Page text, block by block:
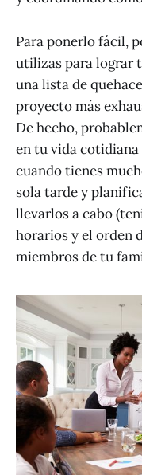
Para ponerlo fácil,
utilizas para lograr
una lista de
proyecto más
De hecho,
en tu vida
cuando tienes
sola tarde y
llevarlos a cabo
horarios y el orden
miembros de tu